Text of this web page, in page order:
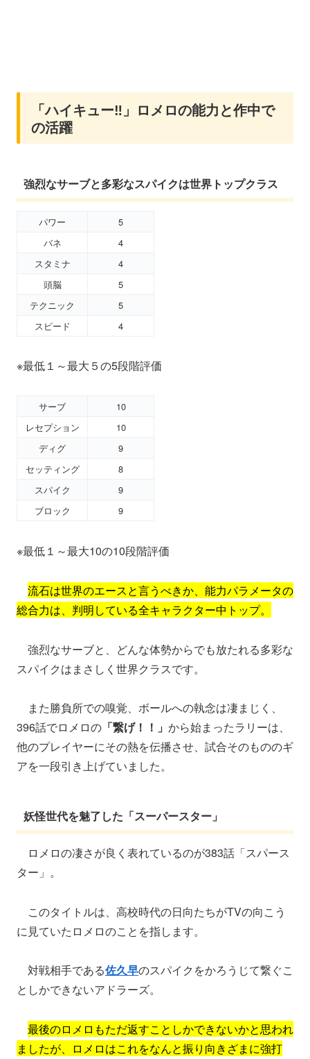
「ハイキュー‼」ロメロの能力と作中で
の活躍
強烈なサーブと多彩なスパイクは世界トップクラス
パワー
5
バネ
4
スタミナ
4
頭脳
5
テクニック
5
スピード
4
※最低１～最大５の5段階評価
サーブ
10
レセプション
10
ディグ
9
セッティング
8
スパイク
9
ブロック
9
※最低１～最大10の10段階評価
流石は世界のエースと言うべきか、能力パラメータの
総合力は、判明している全キャラクター中トップ。
強烈なサーブと、どんな体勢からでも放たれる多彩な
スパイクはまさしく世界クラスです。
また勝負所での嗅覚、ボールへの執念は凄まじく、
396話でロメロの 「繋げ！！」 から始まったラリーは、
他のプレイヤーにその熱を伝播させ、試合そのもののギ
アを一段引き上げていました。
妖怪世代を魅了した「スーパースター」
ロメロの凄さが良く表れているのが383話「スパース
ター」。
このタイトルは、高校時代の日向たちがTVの向こう
に見ていたロメロのことを指します。
対戦相手である佐久早のスパイクをかろうじて繋ぐこ
としかできないアドラーズ。
最後のロメロもただ返すことしかできないかと思われ
ましたが、ロメロはこれをなんと振り向きざまに強打